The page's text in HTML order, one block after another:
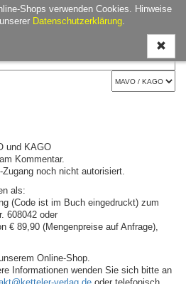
Shops verwenden Cookies. Hinweise
Datenschutzerklärung.
ein-/
und KAGO
Kommentar.
noch nicht autorisiert.
als:
(Code ist im Buch eingedruckt) zum
608042 oder
€ 89,90 (Mengenpreise auf Anfrage),
Online-Shop.
Informationen wenden Sie sich bitte an